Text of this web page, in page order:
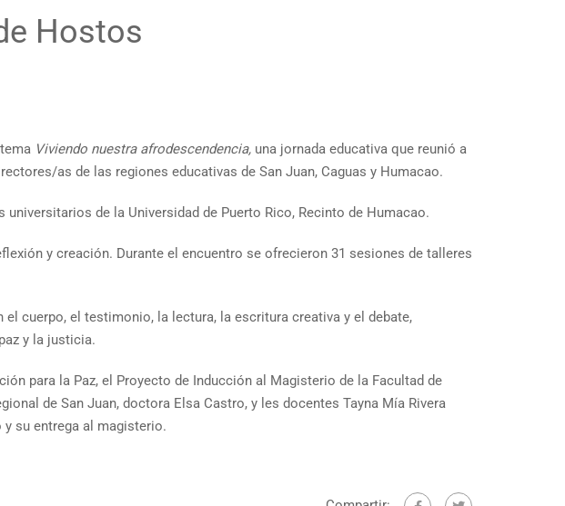
Hostos
Viviendo nuestra afrodescendencia, una jornada educativa que reunió a
as de las regiones educativas de San Juan, Caguas y Humacao.
de la Universidad de Puerto Rico, Recinto de Humacao.
y creación. Durante el encuentro se ofrecieron 31 sesiones de talleres
cuerpo, el testimonio, la lectura, la escritura creativa y el debate,
y la justicia.
para la Paz, el Proyecto de Inducción al Magisterio de la Facultad de
de San Juan, doctora Elsa Castro, y les docentes Tayna Mía Rivera
y su entrega al magisterio.